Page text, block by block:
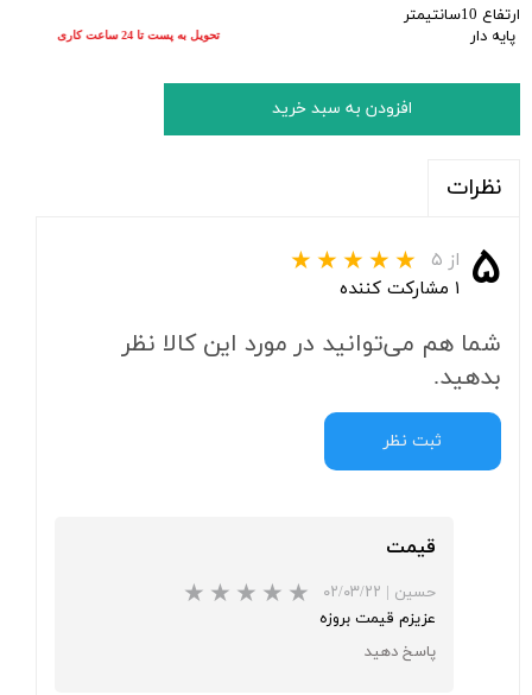
ارتفاع 10سانتیمتر
پایه دار
افزودن به سبد خرید
نظرات
۵ از ۵
۱ مشارکت کننده
شما هم می‌توانید در مورد این کالا نظر
بدهید.
ثبت نظر
قیمت
حسین | ۰۲/۰۳/۲۲
عزیزم قیمت بروزه
پاسخ دهید
تحویل به پست تا 24 ساعت کاری